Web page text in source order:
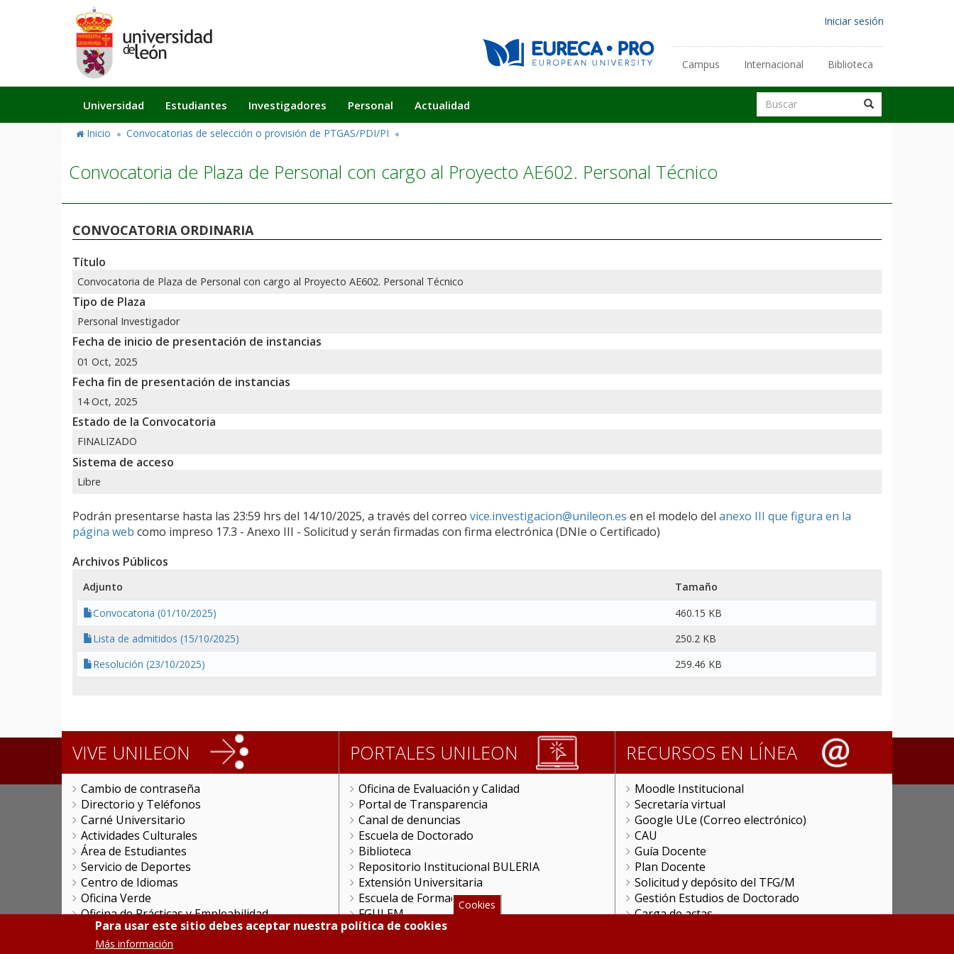
Menú
cuenta
de
usuario
Iniciar sesión
Enlaces
secundarios
Campus Internacional Biblioteca
Buscar
Buscar Buscar
Navegación
principal
Universidad Estudiantes Investigadores Personal Actualidad
Inicio Convocatorias de selección o provisión de PTGAS/PDI/PI
Convocatoria de Plaza de Personal con cargo al Proyecto AE602. Personal Técnico
CONVOCATORIA ORDINARIA
Título
Convocatoria de Plaza de Personal con cargo al Proyecto AE602. Personal Técnico
Tipo de Plaza
Personal Investigador
Fecha de inicio de presentación de instancias
01 Oct, 2025
Fecha fin de presentación de instancias
14 Oct, 2025
Estado de la Convocatoria
FINALIZADO
Sistema de acceso
Libre
Podrán presentarse hasta las 23:59 hrs del 14/10/2025, a través del correo vice.investigacion@unileon.es en el modelo del anexo III que figura en la
página web como impreso 17.3 - Anexo III - Solicitud y serán firmadas con firma electrónica (DNIe o Certificado)
Archivos Públicos
Adjunto
Tamaño
Convocatoria (01/10/2025)
460.15 KB
Lista de admitidos (15/10/2025)
250.2 KB
Resolución (23/10/2025)
259.46 KB
VIVE UNILEON
Cambio de contraseña
Directorio y Teléfonos
Carné Universitario
Actividades Culturales
Área de Estudiantes
Servicio de Deportes
Centro de Idiomas
Oficina Verde
Oficina de Prácticas y Empleabilidad
Colegio Mayor San Isidoro
Colegio Mayor 'La Tebaida'
PORTALES UNILEON
Oficina de Evaluación y Calidad
Portal de Transparencia
Canal de denuncias
Escuela de Doctorado
Biblioteca
Repositorio Institucional BULERIA
Extensión Universitaria
Escuela de Formación
FGULEM
Videoteca
RECURSOS EN LÍNEA
Moodle Institucional
Secretaría virtual
Google ULe (Correo electrónico)
CAU
Guía Docente
Plan Docente
Solicitud y depósito del TFG/M
Gestión Estudios de Doctorado
Carga de actas
Cookies
Para usar este sitio debes aceptar nuestra política de cookies
Más información